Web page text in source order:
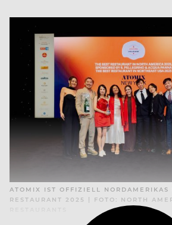
ATOMIX IST OFFIZIELL NORDAMERIKAS
RESTAURANT 2025 | FOTO: NORTH